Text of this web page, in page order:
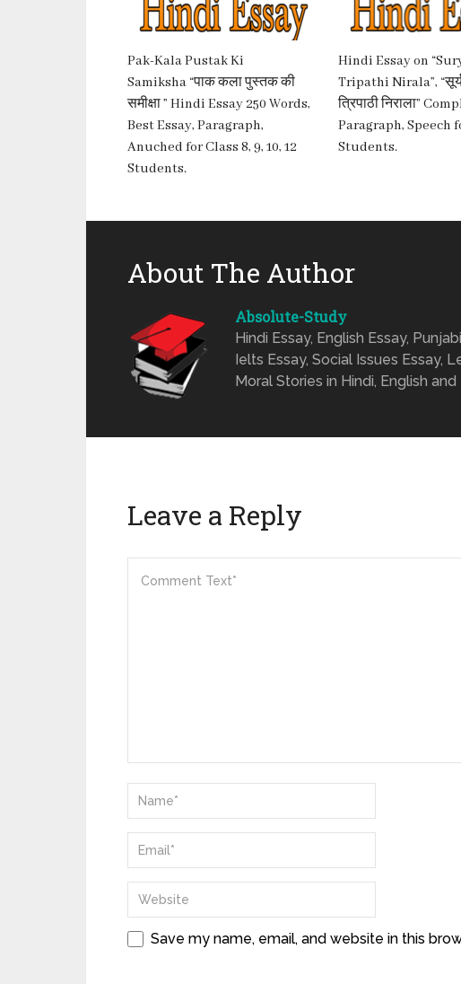
Pak-Kala Pustak Ki
Samiksha “पाक कला पुस्तक की
समीक्षा ” Hindi Essay 250 Words,
Best Essay, Paragraph,
Anuched for Class 8, 9, 10, 12
Students.
Hindi Essay on
Tripathi Nirala”,
त्रिपाठी निराला”
Paragraph, Speech
Students.
About The Author
Absolute-Study
Hindi Essay, English Essay,
Ielts Essay, Social Issues Essay,
Moral Stories in Hindi, English and
Leave a Reply
Save my name, email, and website in this